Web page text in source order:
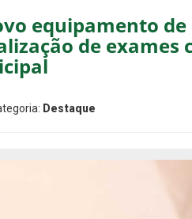
equipamento de
de exames
Destaque